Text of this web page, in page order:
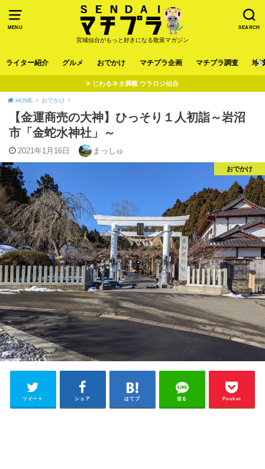
MENU SEARCH
宮城仙台がもっと好きになる散策マガジン
ライター紹介 グルメ おでかけ マチプラ企画 マチプラ調査 地
じわるネタ満載 ウラロジ仙台
HOME おでかけ
【金運商売の大神】ひっそり１人初詣～岩沼
市「金蛇水神社」～
2021年1月16日 まっしゅ
おでかけ
ツイート シェア はてブ 送る Pocket